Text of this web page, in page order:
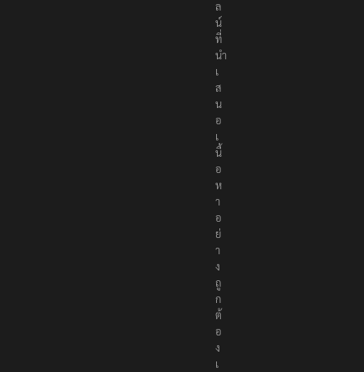
ล
น์
ที่
นำ
เ
ส
น
อ
เ
นื้
อ
ห
า
อ
ย่
า
ง
ถู
ก
ต้
อ
ง
เ